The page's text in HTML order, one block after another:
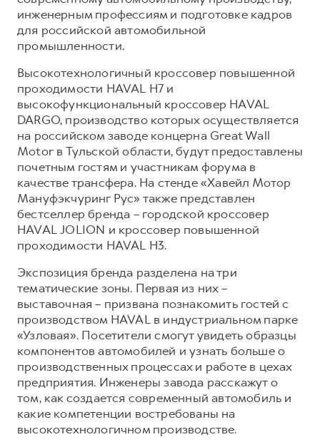
POER
от 3 449 000 ₽
Крупным корпоративным клиентам
Система управления автопарком
Сервис для корпоративных клиентов
HAVAL Лизинг
АКСЕССУАРЫ HAVAL
Автомобильные аксессуары
Коллекция CITY
Коллекция Базовая
Коллекция Детская
Руководства по эксплуатации
Подписки
АКСЕССУАРЫ HAVAL
Автомобильные аксессуары
Коллекция CITY
Коллекция Базовая
Коллекция Детская
инженерным профессиям и подготовке кадров
для российской автомобильной
промышленности.
Высокотехнологичный кроссовер повышенной
проходимости HAVAL H7 и
высокофункциональный кроссовер HAVAL
DARGO, производство которых осуществляется
на российском заводе концерна Great Wall
Motor в Тульской области, будут предоставлены
почетным гостям и участникам форума в
качестве трансфера. На стенде «Хавейл Мотор
Мануфэкчуринг Рус» также представлен
бестселлер бренда – городской кроссовер
HAVAL JOLION и кроссовер повышенной
проходимости HAVAL H3.
Экспозиция бренда разделена на три
тематические зоны. Первая из них –
выставочная – призвана познакомить гостей с
производством HAVAL в индустриальном парке
«Узловая». Посетители смогут увидеть образцы
компонентов автомобилей и узнать больше о
производственных процессах и работе в цехах
предприятия. Инженеры завода расскажут о
том, как создается современный автомобиль и
какие компетенции востребованы на
высокотехнологичном производстве.